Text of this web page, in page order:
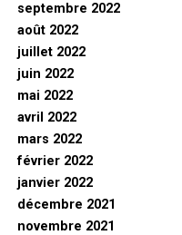
septembre 2022
août 2022
juillet 2022
juin 2022
mai 2022
avril 2022
mars 2022
février 2022
janvier 2022
décembre 2021
novembre 2021